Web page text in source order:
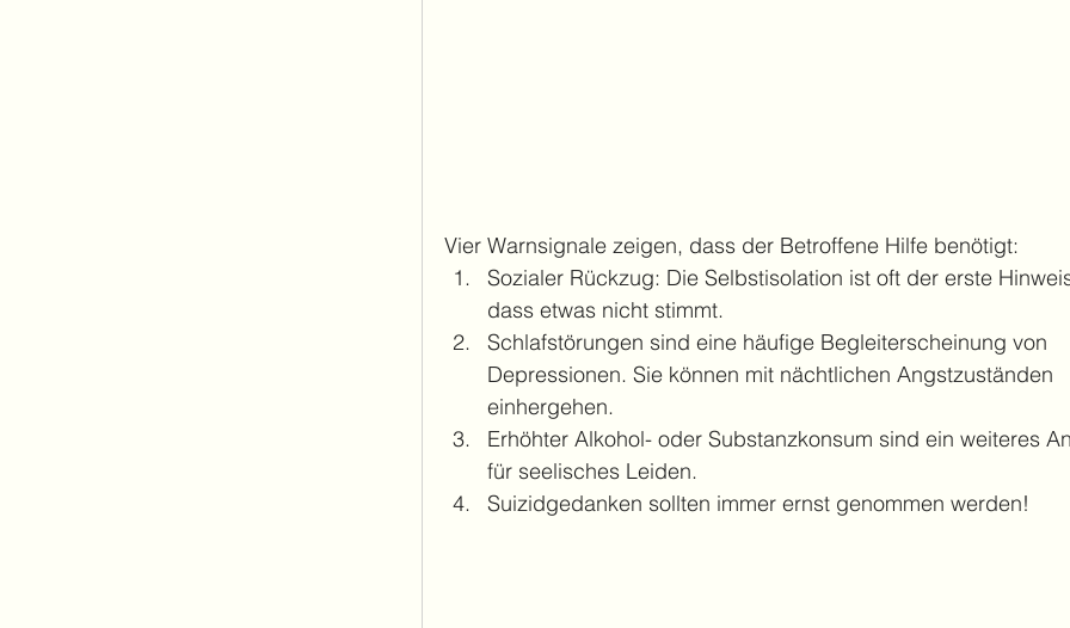
Vier Warnsignale zeigen, dass der Betroffene Hilfe benötigt:
Sozialer Rückzug: Die Selbstisolation ist oft der erste
dass etwas nicht stimmt.
Schlafstörungen sind eine häufige Begleiterscheinung von
Depressionen. Sie können mit nächtlichen Angstzuständen
einhergehen.
Erhöhter Alkohol- oder Substanzkonsum sind ein weiteres
für seelisches Leiden.
Suizidgedanken sollten immer ernst genommen werden!